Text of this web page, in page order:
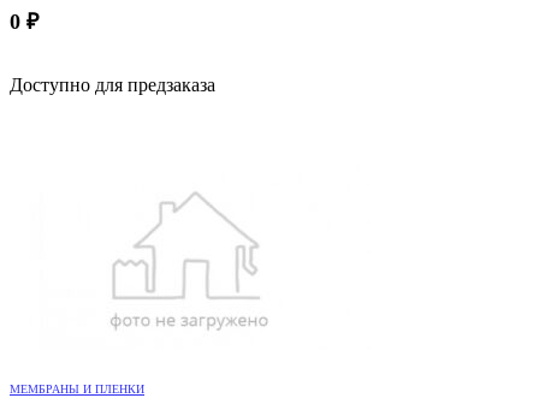
0 ₽
Доступно для предзаказа
МЕМБРАНЫ И ПЛЕНКИ